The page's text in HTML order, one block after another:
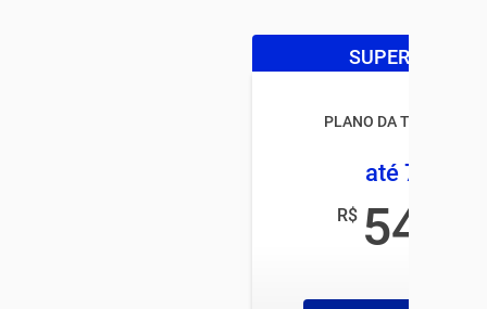
SUPER OFERTA
PLANO DA TIM
até 7,5GB
R$ 54